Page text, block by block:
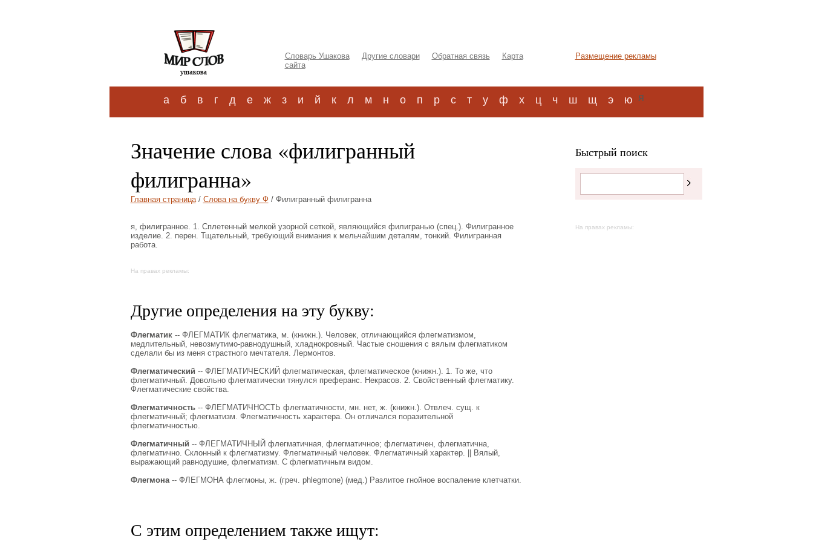
Словарь Ушакова Другие словари Обратная связь
Карта
сайта
Размещение рекламы
а б в г д е ж з и й к л м н о п р с т у ф х ц ч ш щ э ю я
Значение слова «филигранный
филигранна»
Главная страница/ Слова на букву Ф/ Филигранный филигранна
я, филигранное. 1. Сплетенный мелкой узорной сеткой, являющийся филигранью (спец.). Филигранное
изделие. 2. перен. Тщательный, требующий внимания к мельчайшим деталям, тонкий. Филигранная
работа.
На правах рекламы:
Другие определения на эту букву:
Флегматик-- ФЛЕГМАТИК флегматика, м. (книжн.). Человек, отличающийся флегматизмом,
медлительный, невозмутимо-равнодушный, хладнокровный. Частые сношения с вялым флегматиком
сделали бы из меня страстного мечтателя. Лермонтов.
Флегматический -- ФЛЕГМАТИЧЕСКИЙ флегматическая, флегматическое (книжн.). 1. То же, что
флегматичный. Довольно флегматически тянулся преферанс. Некрасов. 2. Свойственный флегматику.
Флегматические свойства.
Флегматичность-- ФЛЕГМАТИЧНОСТЬ флегматичности, мн. нет, ж. (книжн.). Отвлеч. сущ. к
флегматичный; флегматизм. Флегматичность характера. Он отличался поразительной
флегматичностью.
Флегматичный -- ФЛЕГМАТИЧНЫЙ флегматичная, флегматичное; флегматичен, флегматична,
флегматично. Склонный к флегматизму. Флегматичный человек. Флегматичный характер. || Вялый,
выражающий равнодушие, флегматизм. С флегматичным видом.
Флегмона-- ФЛЕГМОНА флегмоны, ж. (греч. phlegmone) (мед.) Разлитое гнойное воспаление клетчатки.
С этим определением также ищут:
Быстрый поиск
На правах рекламы: